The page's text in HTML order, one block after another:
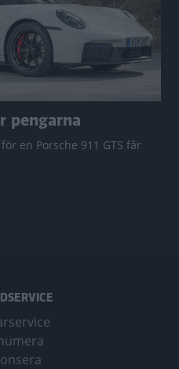
pengarna
en Porsche 911 GTS får